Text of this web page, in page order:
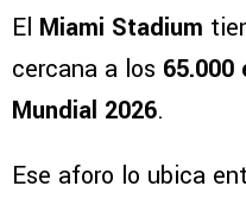
El Miami Stadium
cercana a los 65.000
Mundial 2026.
Ese aforo lo ubica